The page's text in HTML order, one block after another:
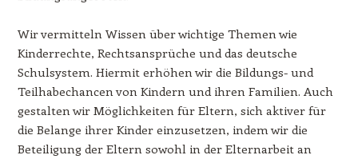
Wir vermitteln Wissen über wichtige Themen wie
Kinderrechte, Rechtsansprüche und das deutsche
Schulsystem. Hiermit erhöhen wir die Bildungs- und
Teilhabechancen von Kindern und ihren Familien. Auch
gestalten wir Möglichkeiten für Eltern, sich aktiver für
die Belange ihrer Kinder einzusetzen, indem wir die
Beteiligung der Eltern sowohl in der Elternarbeit an